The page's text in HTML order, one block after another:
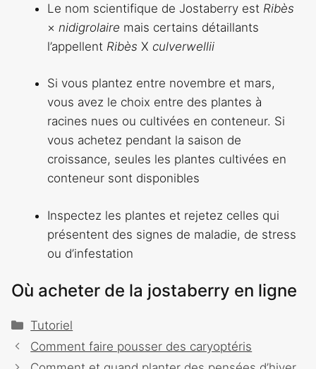
Le nom scientifique de Jostaberry est Ribès
× nidigrolaire mais certains détaillants
l’appellent Ribès X culverwellii
Si vous plantez entre novembre et mars,
vous avez le choix entre des plantes à
racines nues ou cultivées en conteneur. Si
vous achetez pendant la saison de
croissance, seules les plantes cultivées en
conteneur sont disponibles
Inspectez les plantes et rejetez celles qui
présentent des signes de maladie, de stress
ou d’infestation
Où acheter de la jostaberry en ligne
Catégories
Tutoriel
Navigation
des
Comment faire pousser des caryoptéris